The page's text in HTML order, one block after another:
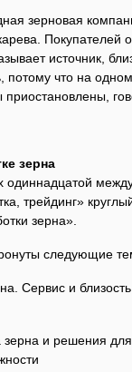
зерновая
Покупателей
источник,
потому что на
зерна
трейдинг»
зерна».
следующие
Сервис и близость
и решения